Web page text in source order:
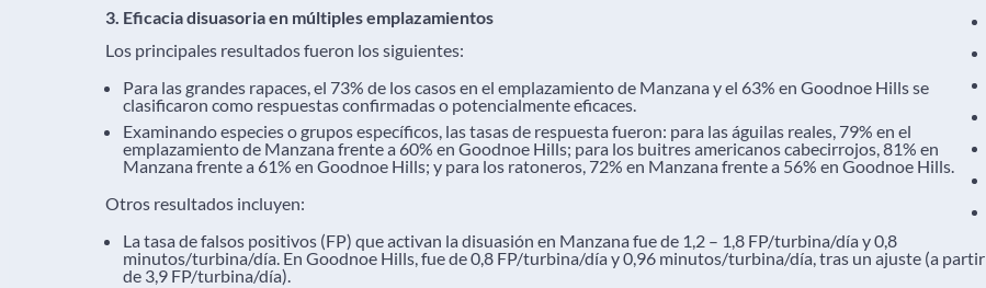
3. Eficacia disuasoria en múltiples emplazamientos
Los principales resultados fueron los siguientes:
Para las grandes rapaces, el 73% de los casos en el emplazamiento de Manzana y el 63% en Goodnoe Hills se
clasificaron como respuestas confirmadas o potencialmente eficaces.
Examinando especies o grupos específicos, las tasas de respuesta fueron: para las águilas reales, 79% en el
emplazamiento de Manzana frente a 60% en Goodnoe Hills; para los buitres americanos cabecirrojos, 81% en
Manzana frente a 61% en Goodnoe Hills; y para los ratoneros, 72% en Manzana frente a 56% en Goodnoe Hills.
Otros resultados incluyen:
La tasa de falsos positivos (FP) que activan la disuasión en Manzana fue de 1,2 – 1,8 FP/turbina/día y 0,8
minutos/turbina/día. En Goodnoe Hills, fue de 0,8 FP/turbina/día y 0,96 minutos/turbina/día, tras un ajuste (a partir
de 3,9 FP/turbina/día).